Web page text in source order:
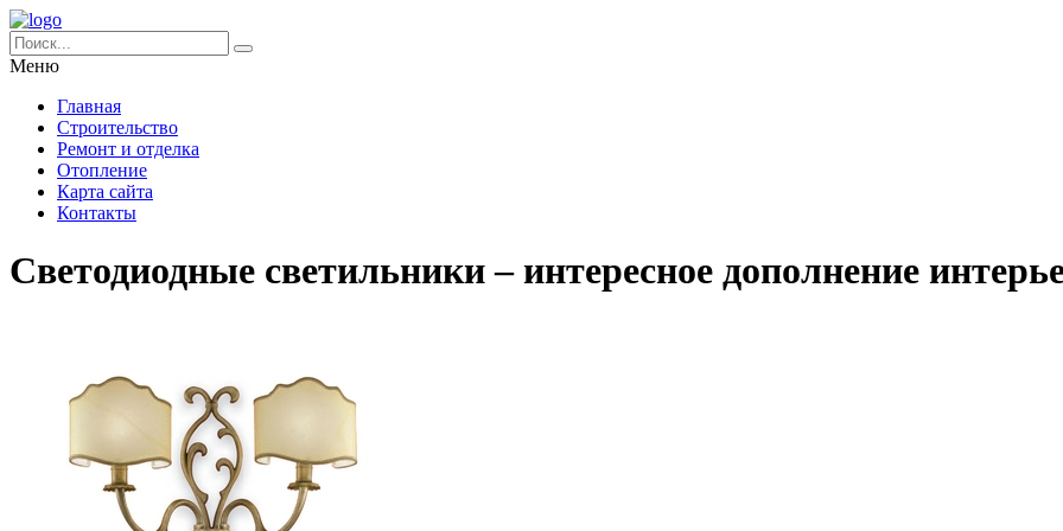
Меню
Главная
Строительство
Ремонт и отделка
Отопление
Карта сайта
Контакты
Светодиодные светильники – интересное дополнение